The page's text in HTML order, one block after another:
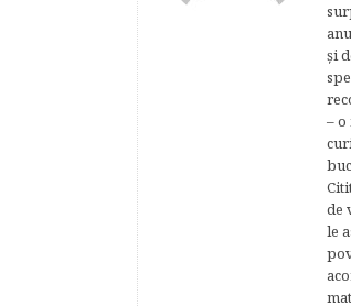
şi
– o
de
le